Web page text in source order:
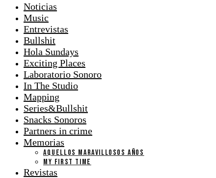
Noticias
Music
Entrevistas
Bullshit
Hola Sundays
Exciting Places
Laboratorio Sonoro
In The Studio
Mapping
Series&Bullshit
Snacks Sonoros
Partners in crime
Memorias
AQUELLOS MARAVILLOSOS AÑOS
MY FIRST TIME
Revistas